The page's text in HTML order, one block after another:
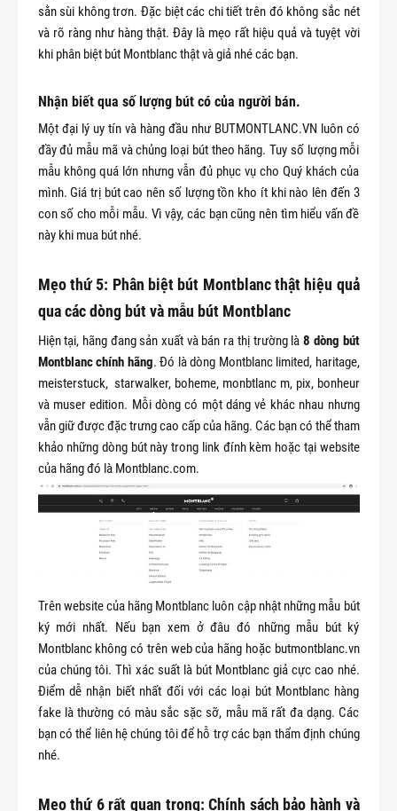
sằn sùi không trơn. Đặc biệt các chi tiết trên đó không sắc nét
và rõ ràng như hàng thật. Đây là mẹo rất hiệu quả và tuyệt vời
khi phân biệt bút Montblanc thật và giả nhé các bạn.
Nhận biết qua số lượng bút có của người bán.
Một đại lý uy tín và hàng đầu như BUTMONTLANC.VN luôn có
đầy đủ mẫu mã và chủng loại bút theo hãng. Tuy số lượng mỗi
mẫu không quá lớn nhưng vẫn đủ phục vụ cho Quý khách của
mình. Giá trị bút cao nên số lượng tồn kho ít khi nào lên đến 3
con số cho mỗi mẫu. Vì vậy, các bạn cũng nên tìm hiểu vấn đề
này khi mua bút nhé.
Mẹo thứ 5: Phân biệt bút Montblanc thật hiệu quả
qua các dòng bút và mẫu bút Montblanc
Hiện tại, hãng đang sản xuất và bán ra thị trường là8 dòng bút
Montblanc chính hãng. Đó là dòng Montblanc limited, haritage,
meisterstuck, starwalker, boheme, monbtlanc m, pix, bonheur
và muser edition. Mỗi dòng có một dáng vẻ khác nhau nhưng
vẫn giữ được đặc trưng cao cấp của hãng. Các bạn có thể tham
khảo những dòng bút này trong link đính kèm hoặc tại website
của hãng đó là Montblanc.com.
Trên website của hãng Montblanc luôn cập nhật những mẫu bút
ký mới nhất. Nếu bạn xem ở đâu đó những mẫu bút ký
Montblanc không có trên web của hãng hoặc butmontblanc.vn
của chúng tôi. Thì xác suất là bút Montblanc giả cực cao nhé.
Điểm dễ nhận biết nhất đối với các loại bút Montblanc hàng
fake là thường có màu sắc sặc sỡ, mẫu mã rất đa dạng. Các
bạn có thể liên hệ chúng tôi để hỗ trợ các bạn thẩm định chúng
nhé.
Mẹo thứ 6 rất quan trọng: Chính sách bảo hành và